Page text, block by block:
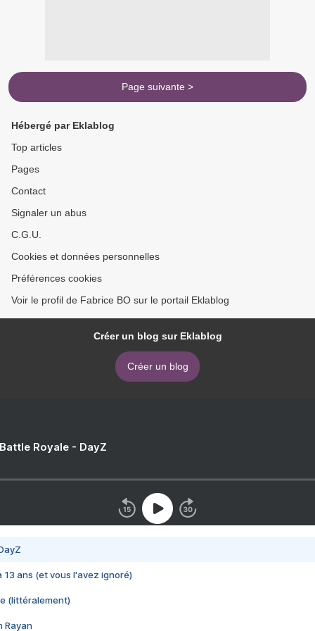
Page suivante >
Hébergé par Eklablog
Top articles
Pages
Contact
Signaler un abus
C.G.U.
Cookies et données personnelles
Préférences cookies
Voir le profil de Fabrice BO sur le portail Eklablog
Créer un blog sur Eklablog
Créer un blog
Royale - DayZ
13 ans (et vous l'avez ignoré)
(littéralement)
Rayan